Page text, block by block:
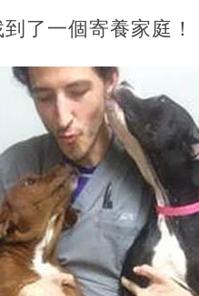
了一個寄養家庭！